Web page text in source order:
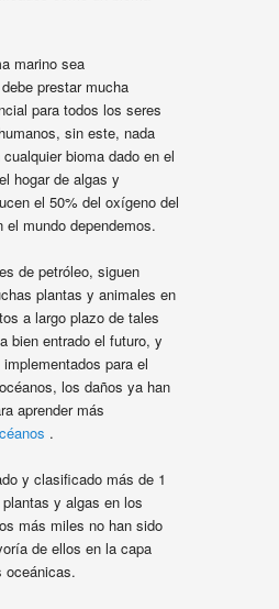
marino sea
prestar mucha
para todos los seres
sin este, nada
bioma dado en el
hogar de algas y
el 50% del oxígeno del
mundo dependemos.
de petróleo, siguen
plantas y animales en
a largo plazo de tales
bien entrado el futuro, y
para el
los daños ya han
aprender más
.
y clasificado más de 1
y algas en los
más miles no han sido
de ellos en la capa
oceánicas.